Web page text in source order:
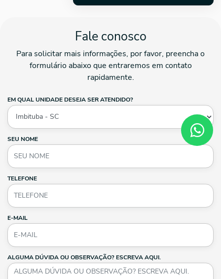
Fale conosco
Para solicitar mais informações, por favor, preencha o
formulário abaixo que entraremos em contato
rapidamente.
EM QUAL UNIDADE DESEJA SER ATENDIDO?
SEU NOME
TELEFONE
E-MAIL
ALGUMA DÚVIDA OU OBSERVAÇÃO? ESCREVA AQUI.